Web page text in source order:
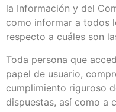
la Información y del
como informar a todos
respecto a cuáles son
Toda persona que
papel de usuario,
cumplimiento riguroso
dispuestas, así como a